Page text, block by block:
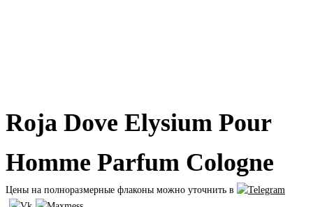
Roja Dove Elysium Pour
Homme Parfum Cologne
Цены на полноразмерные флаконы можно уточнить в